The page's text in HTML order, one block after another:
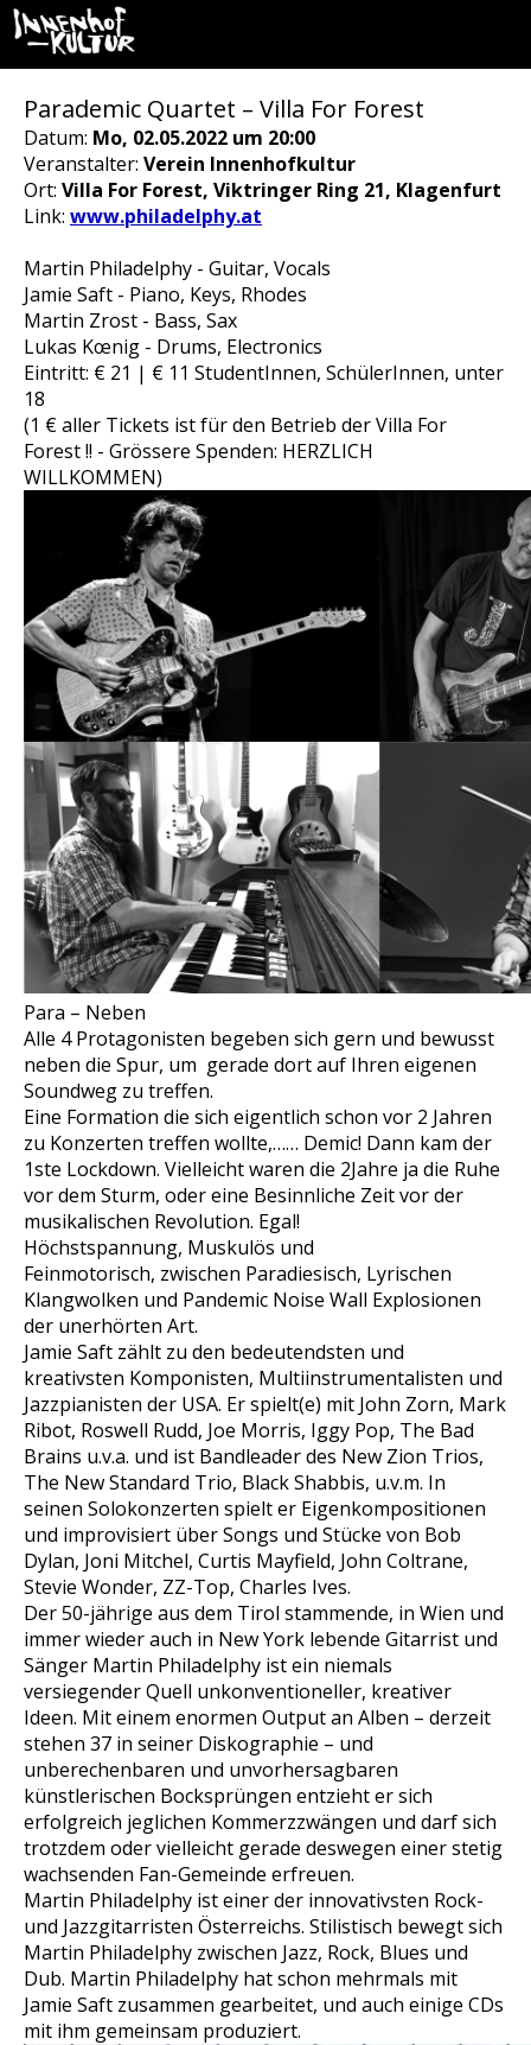
Parademic Quartet – Villa For Forest
Datum: Mo, 02.05.2022 um 20:00
Veranstalter: Verein Innenhofkultur
Ort: Villa For Forest, Viktringer Ring 21, Klagenfurt
Link: www.philadelphy.at
Martin Philadelphy - Guitar, Vocals
Jamie Saft - Piano, Keys, Rhodes
Martin Zrost - Bass, Sax
Lukas Kœnig - Drums, Electronics
Eintritt: € 21 | € 11 StudentInnen, SchülerInnen, unter
18
(1 € aller Tickets ist für den Betrieb der Villa For
Forest !! - Grössere Spenden: HERZLICH
WILLKOMMEN)
Para – Neben
Alle 4 Protagonisten begeben sich gern und bewusst
neben die Spur, um gerade dort auf Ihren eigenen
Soundweg zu treffen.
Eine Formation die sich eigentlich schon vor 2 Jahren
zu Konzerten treffen wollte,…… Demic! Dann kam der
1ste Lockdown. Vielleicht waren die 2Jahre ja die Ruhe
vor dem Sturm, oder eine Besinnliche Zeit vor der
musikalischen Revolution. Egal!
Höchstspannung, Muskulös und
Feinmotorisch, zwischen Paradiesisch, Lyrischen
Klangwolken und Pandemic Noise Wall Explosionen
der unerhörten Art.
Jamie Saft zählt zu den bedeutendsten und
kreativsten Komponisten, Multiinstrumentalisten und
Jazzpianisten der USA. Er spielt(e) mit John Zorn, Mark
Ribot, Roswell Rudd, Joe Morris, Iggy Pop, The Bad
Brains u.v.a. und ist Bandleader des New Zion Trios,
The New Standard Trio, Black Shabbis, u.v.m. In
seinen Solokonzerten spielt er Eigenkompositionen
und improvisiert über Songs und Stücke von Bob
Dylan, Joni Mitchel, Curtis Mayfield, John Coltrane,
Stevie Wonder, ZZ-Top, Charles Ives.
Der 50-jährige aus dem Tirol stammende, in Wien und
immer wieder auch in New York lebende Gitarrist und
Sänger Martin Philadelphy ist ein niemals
versiegender Quell unkonventioneller, kreativer
Ideen. Mit einem enormen Output an Alben – derzeit
stehen 37 in seiner Diskographie – und
unberechenbaren und unvorhersagbaren
künstlerischen Bocksprüngen entzieht er sich
erfolgreich jeglichen Kommerzzwängen und darf sich
trotzdem oder vielleicht gerade deswegen einer stetig
wachsenden Fan-Gemeinde erfreuen.
Martin Philadelphy ist einer der innovativsten Rock-
und Jazzgitarristen Österreichs. Stilistisch bewegt sich
Martin Philadelphy zwischen Jazz, Rock, Blues und
Dub. Martin Philadelphy hat schon mehrmals mit
Jamie Saft zusammen gearbeitet, und auch einige CDs
mit ihm gemeinsam produziert.